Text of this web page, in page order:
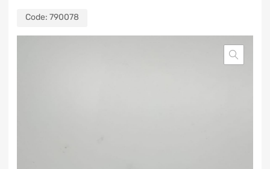
Code: 790078